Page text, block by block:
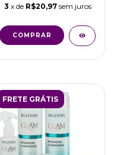
3 x de R$20,97 sem juros
FRETE GRÁTIS